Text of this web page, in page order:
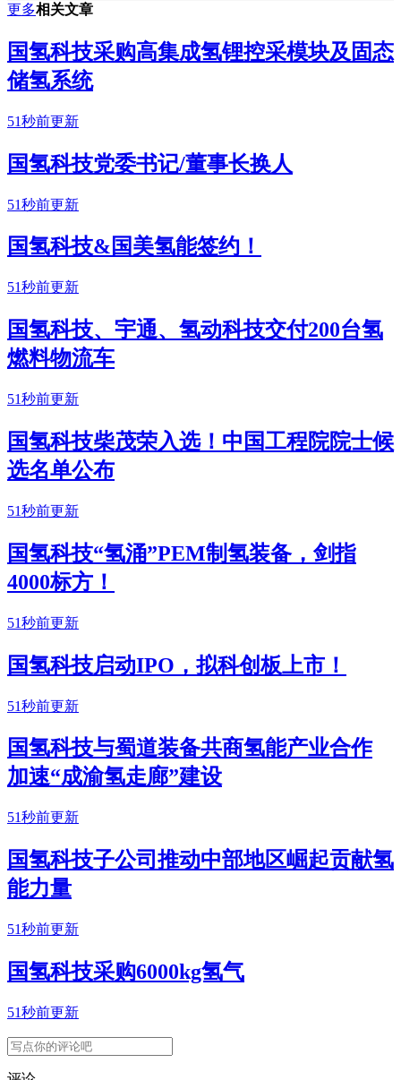
更多相关文章
国氢科技采购高集成氢锂控采模块及固态
储氢系统
51秒前更新
国氢科技党委书记/董事长换人
51秒前更新
国氢科技&国美氢能签约！
51秒前更新
国氢科技、宇通、氢动科技交付200台氢
燃料物流车
51秒前更新
国氢科技柴茂荣入选！中国工程院院士候
选名单公布
51秒前更新
国氢科技“氢涌”PEM制氢装备，剑指
4000标方！
51秒前更新
国氢科技启动IPO，拟科创板上市！
51秒前更新
国氢科技与蜀道装备共商氢能产业合作
加速“成渝氢走廊”建设
51秒前更新
国氢科技子公司推动中部地区崛起贡献氢
能力量
51秒前更新
国氢科技采购6000kg氢气
51秒前更新